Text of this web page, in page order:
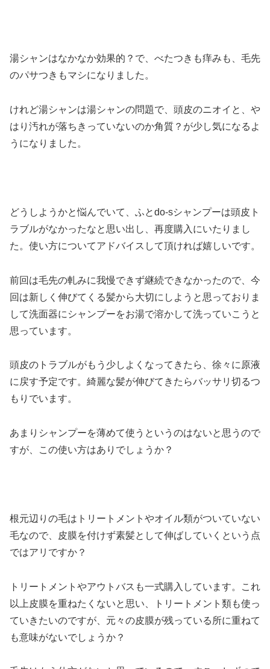
湯シャンはなかなか効果的？で、べたつきも痒みも、毛先
のパサつきもマシになりました。
けれど湯シャンは湯シャンの問題で、頭皮のニオイと、や
はり汚れが落ちきっていないのか角質？が少し気になるよ
うになりました。
どうしようかと悩んでいて、ふとdo-sシャンプーは頭皮ト
ラブルがなかったなと思い出し、再度購入にいたりまし
た。使い方についてアドバイスして頂ければ嬉しいです。
前回は毛先の軋みに我慢できず継続できなかったので、今
回は新しく伸びてくる髪から大切にしようと思っておりま
して洗面器にシャンプーをお湯で溶かして洗っていこうと
思っています。
頭皮のトラブルがもう少しよくなってきたら、徐々に原液
に戻す予定です。綺麗な髪が伸びてきたらバッサリ切るつ
もりでいます。
あまりシャンプーを薄めて使うというのはないと思うので
すが、この使い方はありでしょうか？
根元辺りの毛はトリートメントやオイル類がついていない
毛なので、皮膜を付けず素髪として伸ばしていくという点
ではアリですか？
トリートメントやアウトバスも一式購入しています。これ
以上皮膜を重ねたくないと思い、トリートメント類も使っ
ていきたいのですが、元々の皮膜が残っている所に重ねて
も意味がないでしょうか？